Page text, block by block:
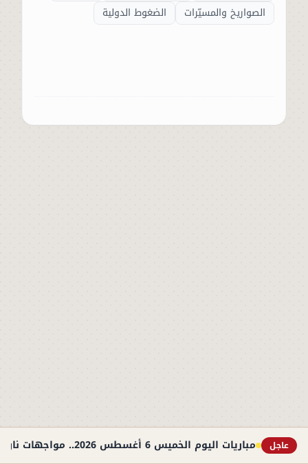
الصواريخ والمسيّرات
الضغوط الدولية
عاجل مباريات اليوم الخميس 6 أغسطس 2026.. مواجهات نارية في التصفيات الأوروبية والوديات